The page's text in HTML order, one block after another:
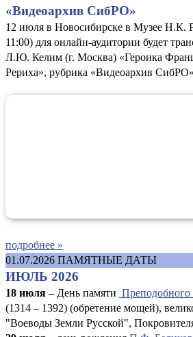
«Видеоархив СибРО»
12 июля в Новосибирске в Музее Н.К.
11:00) для онлайн-аудитории будет
Л.Ю. Келим (г. Москва) «Героика
Рериха», рубрика «Видеоархив
подробнее »
01.07.2026 ПАМЯТНЫЕ ДАТЫ
ИЮЛЬ 2026
18 июля – День памяти Преподобного
(1314 – 1392) (обретение мощей),
"Воеводы Земли Русской",